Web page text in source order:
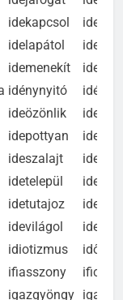
idejárogat
idekapcsol
idelapátol
idemenekít
idénynyitó
ideözönlik
idepottyan
ideszalajt
idetelepül
idetutajoz
idevilágol
idiotizmus
ifiasszony